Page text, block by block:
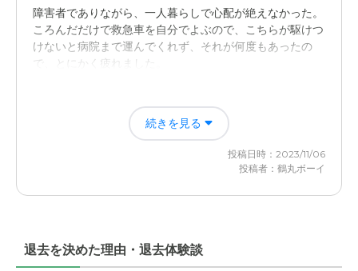
介護医療サービスについて
これからの時代に、無くてはならないサービスです。介護
に携わる方々の年収が低いことが気になります。
目白通り谷原交差点からすぐであり、石神井公園からも徒
歩15分の立地は、便利です。
障害者でありながら、一人暮らしで心配が絶えなかった。
ころんだだけで救急車を自分でよぶので、こちらが駆けつ
けないと病院まで運んでくれず、それが何度もあったの
で、とにかく疲れました。
一人暮らしから介護施設への移動なんいで、レスパイトケ
ア状況ろなったので、何の心配もなくなりました。至れり
ライブラリ練馬谷原の評価
とおもいます。
続きを見る
投稿日時：2023/11/06
投稿者：鶴丸ボーイ
退去を決めた理由・退去体験談